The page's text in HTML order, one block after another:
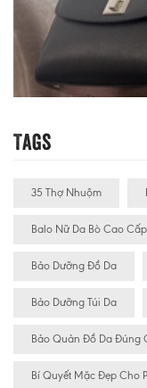
Tags
35 Thợ Nhuộm
Balo Nữ Da Bò Cao Cấp
Bảo Dưỡng Đồ Da
Bảo Dưỡng Túi Da
Bảo Quản Đồ Da Đúng
Bí Quyết Mặc Đẹp Cho